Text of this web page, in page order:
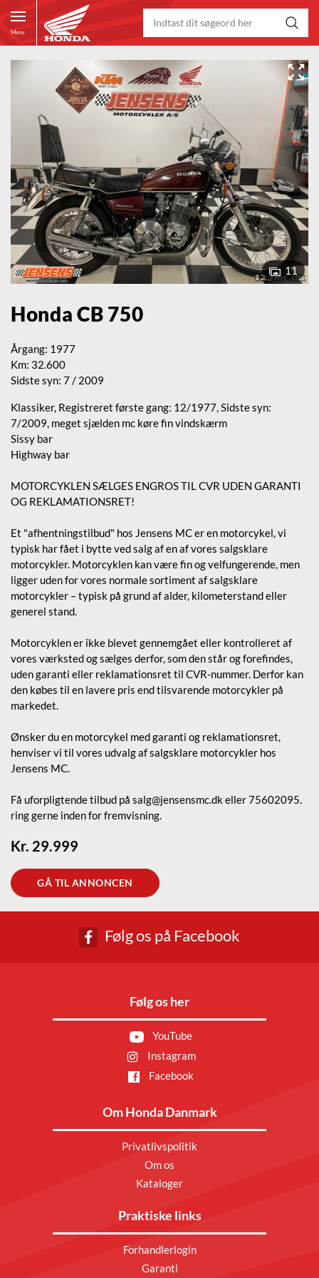
Menu
11
Honda CB 750
Årgang: 1977
Km: 32.600
Sidste syn: 7 / 2009
Klassiker, Registreret første gang: 12/1977, Sidste syn:
7/2009, meget sjælden mc køre fin vindskærm
Sissy bar
Highway bar
MOTORCYKLEN SÆLGES ENGROS TIL CVR UDEN GARANTI
OG REKLAMATIONSRET!
Et "afhentningstilbud" hos Jensens MC er en motorcykel, vi
typisk har fået i bytte ved salg af en af vores salgsklare
motorcykler. Motorcyklen kan være fin og velfungerende, men
ligger uden for vores normale sortiment af salgsklare
motorcykler – typisk på grund af alder, kilometerstand eller
generel stand.
Motorcyklen er ikke blevet gennemgået eller kontrolleret af
vores værksted og sælges derfor, som den står og forefindes,
uden garanti eller reklamationsret til CVR-nummer. Derfor kan
den købes til en lavere pris end tilsvarende motorcykler på
markedet.
Ønsker du en motorcykel med garanti og reklamationsret,
henviser vi til vores udvalg af salgsklare motorcykler hos
Jensens MC.
Få uforpligtende tilbud på salg@jensensmc.dk eller 75602095.
ring gerne inden for fremvisning.
Kr. 29.999
GÅ TIL ANNONCEN
Følg os på Facebook
Følg os her
YouTube
Instagram
Facebook
Om Honda Danmark
Privatlivspolitik
Om os
Kataloger
Praktiske links
Forhandlerlogin
Garanti